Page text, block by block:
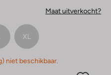
Maat uitverkocht?
XL
niet beschikbaar.